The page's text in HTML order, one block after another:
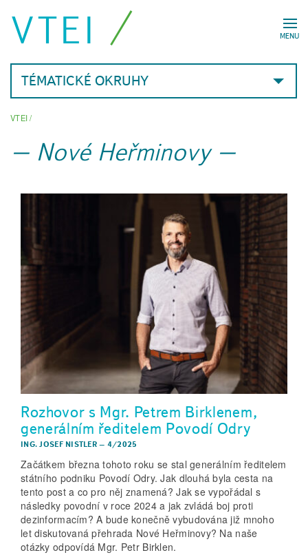
MENU
VTEI
TÉMATICKÉ OKRUHY
VTEI/
Nové Heřminovy
Rozhovor s Mgr. Petrem Birklenem,
generálním ředitelem Povodí Odry
ING. JOSEF NISTLER – 4/2025
Začátkem března tohoto roku se stal generálním ředitelem
státního podniku Povodí Odry. Jak dlouhá byla cesta na
tento post a co pro něj znamená? Jak se vypořádal s
následky povodní v roce 2024 a jak zvládá boj proti
dezinformacím? A bude konečně vybudována již mnoho
let diskutovaná přehrada Nové Heřminovy? Na naše
otázky odpovídá Mgr. Petr Birklen.